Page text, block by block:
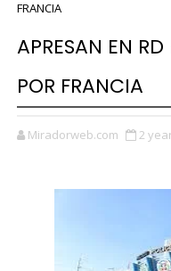
FRANCIA
APRESAN EN
POR FRANCIA
Miradorweb.com 2